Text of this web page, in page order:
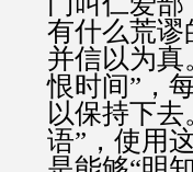
有什么荒谬
并信以为真
恨时间”，
以保持下
语”，使用